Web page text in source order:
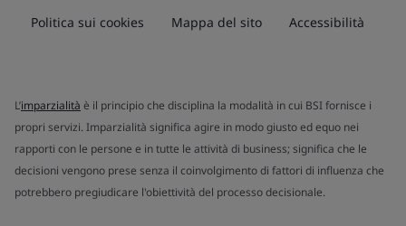
Politica sui cookies Mappa del sito Accessibilità
L’imparzialità è il principio che disciplina la modalità in cui BSI fornisce i
propri servizi. Imparzialità significa agire in modo giusto ed equo nei
rapporti con le persone e in tutte le attività di business; significa che le
decisioni vengono prese senza il coinvolgimento di fattori di influenza che
potrebbero pregiudicare l'obiettività del processo decisionale.